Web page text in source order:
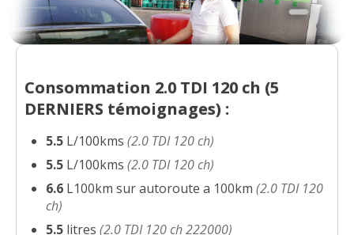
-- /20
2.0 TDI 120 ch A4 ambiente 2009
100000 kms(0 )
18/20
18/20
17/20
2.0 TDI 120 ch boite auto 30000km
Consommation 2.0 TDI 120 ch (5
DERNIERS témoignages) :
5.5 L/100kms(2.0 TDI 120 ch)
5.5 L/100kms(2.0 TDI 120 ch)
6.6 L100km sur autoroute a 100km(2.0 TDI 120
ch)
5.5 litres(2.0 TDI 120 ch 222000)